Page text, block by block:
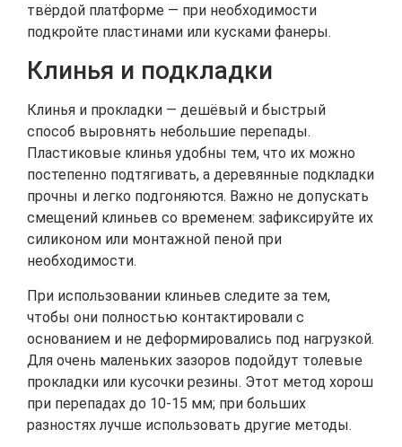
твёрдой платформе — при необходимости
подкройте пластинами или кусками фанеры.
Клинья и подкладки
Клинья и прокладки — дешёвый и быстрый
способ выровнять небольшие перепады.
Пластиковые клинья удобны тем, что их можно
постепенно подтягивать, а деревянные подкладки
прочны и легко подгоняются. Важно не допускать
смещений клиньев со временем: зафиксируйте их
силиконом или монтажной пеной при
необходимости.
При использовании клиньев следите за тем,
чтобы они полностью контактировали с
основанием и не деформировались под нагрузкой.
Для очень маленьких зазоров подойдут толевые
прокладки или кусочки резины. Этот метод хорош
при перепадах до 10-15 мм; при больших
разностях лучше использовать другие методы.